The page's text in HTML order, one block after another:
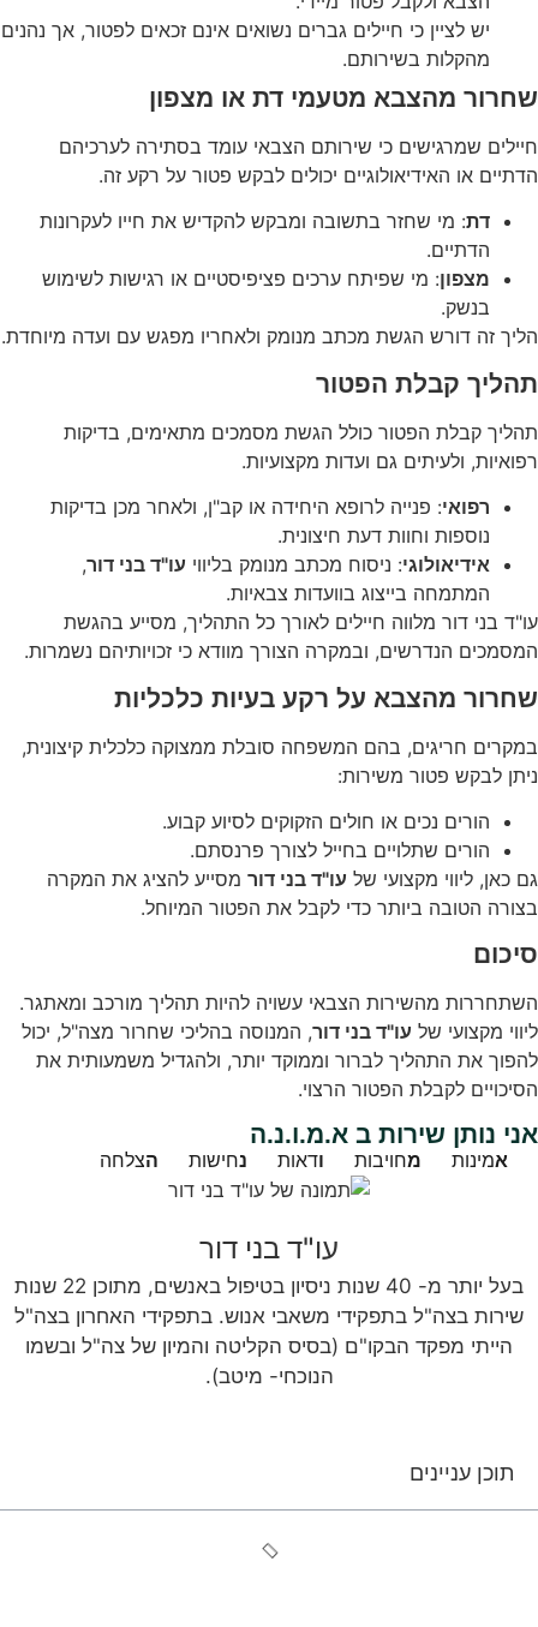
יש לציין כי חיילים גברים נשואים אינם זכאים לפטור, אך נהנים
מהקלות בשירותם.
שחרור מהצבא מטעמי דת או מצפון
חיילים שמרגישים כי שירותם הצבאי עומד בסתירה לערכיהם
הדתיים או האידיאולוגיים יכולים לבקש פטור על רקע זה.
דת: מי שחזר בתשובה ומבקש להקדיש את חייו לעקרונות
הדתיים.
מצפון: מי שפיתח ערכים פציפיסטיים או רגישות לשימוש
בנשק.
הליך זה דורש הגשת מכתב מנומק ולאחריו מפגש עם ועדה מיוחדת.
תהליך קבלת הפטור
תהליך קבלת הפטור כולל הגשת מסמכים מתאימים, בדיקות
רפואיות, ולעיתים גם ועדות מקצועיות.
רפואי: פנייה לרופא היחידה או קב"ן, ולאחר מכן בדיקות
נוספות וחוות דעת חיצונית.
אידיאולוגי: ניסוח מכתב מנומק בליווי עו"ד בני דור,
המתמחה בייצוג בוועדות צבאיות.
עו"ד בני דור מלווה חיילים לאורך כל התהליך, מסייע בהגשת
המסמכים הנדרשים, ובמקרה הצורך מוודא כי זכויותיהם נשמרות.
שחרור מהצבא על רקע בעיות כלכליות
במקרים חריגים, בהם המשפחה סובלת ממצוקה כלכלית קיצונית,
ניתן לבקש פטור משירות:
הורים נכים או חולים הזקוקים לסיוע קבוע.
הורים שתלויים בחייל לצורך פרנסתם.
גם כאן, ליווי מקצועי של עו"ד בני דור מסייע להציג את המקרה
בצורה הטובה ביותר כדי לקבל את הפטור המיוחל.
סיכום
השתחררות מהשירות הצבאי עשויה להיות תהליך מורכב ומאתגר.
ליווי מקצועי של עו"ד בני דור, המנוסה בהליכי שחרור מצה"ל, יכול
להפוך את התהליך לברור וממוקד יותר, ולהגדיל משמעותית את
הסיכויים לקבלת הפטור הרצוי.
אני נותן שירות ב א.מ.ו.נ.ה
אמינות מחויבות ודאות נחישות הצלחה
עו"ד בני דור
בעל יותר מ- 40 שנות ניסיון בטיפול באנשים, מתוכן 22 שנות
שירות בצה"ל בתפקידי משאבי אנוש. בתפקידי האחרון בצה"ל
הייתי מפקד הבקו"ם (בסיס הקליטה והמיון של צה"ל ובשמו
הנוכחי- מיטב).
תוכן עניינים